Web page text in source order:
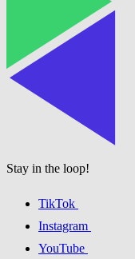
Stay in the loop!
TikTok
Instagram
YouTube